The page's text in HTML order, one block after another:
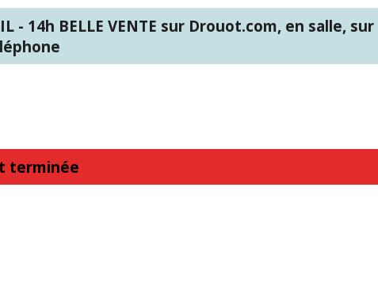
- 14h BELLE VENTE sur Drouot.com, en salle, sur
terminée